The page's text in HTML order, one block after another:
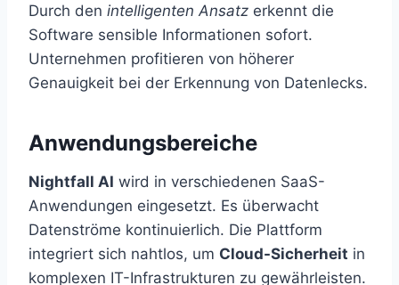
Durch den intelligenten Ansatz erkennt die
Software sensible Informationen sofort.
Unternehmen profitieren von höherer
Genauigkeit bei der Erkennung von Datenlecks.
Anwendungsbereiche
Nightfall AI wird in verschiedenen SaaS-
Anwendungen eingesetzt. Es überwacht
Datenströme kontinuierlich. Die Plattform
integriert sich nahtlos, um Cloud-Sicherheit in
komplexen IT-Infrastrukturen zu gewährleisten.